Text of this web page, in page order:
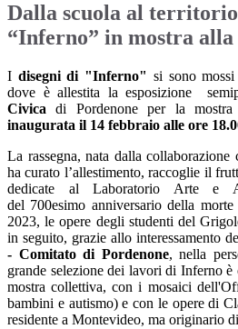
Dalla scuola al
“Inferno” in mostra
I disegni di "Inferno" si sono
dove è allestita la esposizione
Civica di Pordenone per la mostra
inaugurata il 14 febbraio alle ore
La rassegna, nata dalla
ha curato l’allestimento, raccoglie il
dedicate al Laboratorio Arte e
del 700esimo anniversario della
2023, le opere degli studenti del
in seguito, grazie allo interessamento
- Comitato di Pordenone, nella
grande selezione dei lavori di Inferno
mostra collettiva, con i mosaici
bambini e autismo) e con le opere di
residente a Montevideo, ma originario